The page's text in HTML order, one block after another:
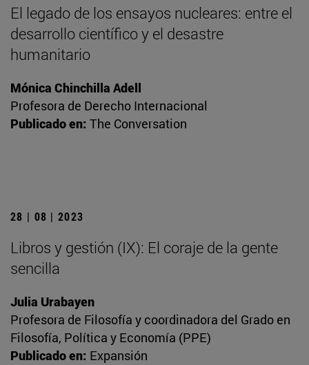
El legado de los ensayos nucleares: entre el
desarrollo científico y el desastre
humanitario
Mónica Chinchilla Adell
Profesora de Derecho Internacional
Publicado en: The Conversation
28 | 08 | 2023
Libros y gestión (IX): El coraje de la gente
sencilla
Julia Urabayen
Profesora de Filosofía y coordinadora del Grado en
Filosofía, Política y Economía (PPE)
Publicado en: Expansión